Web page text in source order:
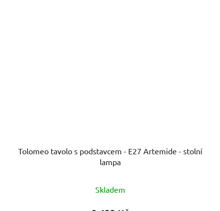
Tolomeo tavolo s podstavcem - E27 Artemide - stolní
lampa
hodnocení
produktu
Skladem